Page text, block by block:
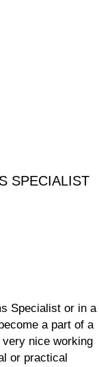
SPECIALIST
Specialist or in a
a part of a
nice working
or practical